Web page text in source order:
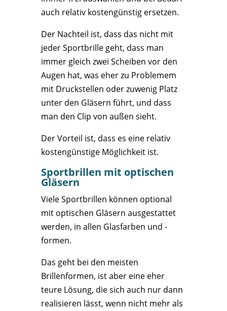
auch relativ kostengünstig ersetzen.
Der Nachteil ist, dass das nicht mit
jeder Sportbrille geht, dass man
immer gleich zwei Scheiben vor den
Augen hat, was eher zu Problemem
mit Druckstellen oder zuwenig Platz
unter den Gläsern führt, und dass
man den Clip von außen sieht.
Der Vorteil ist, dass es eine relativ
kostengünstige Möglichkeit ist.
Sportbrillen mit optischen
Gläsern
Viele Sportbrillen können optional
mit optischen Gläsern ausgestattet
werden, in allen Glasfarben und -
formen.
Das geht bei den meisten
Brillenformen, ist aber eine eher
teure Lösung, die sich auch nur dann
realisieren lässt, wenn nicht mehr als